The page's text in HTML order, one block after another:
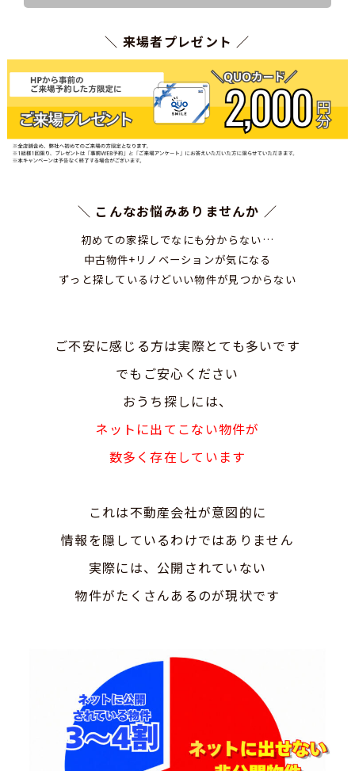
＼ 来場者プレゼント ／
＼ こんなお悩みありませんか ／
初めての家探しでなにも分からない…
中古物件+リノベーションが気になる
ずっと探しているけどいい物件が見つからない
ご不安に感じる方は実際とても多いです
でもご安心ください
おうち探しには、
ネットに出てこない物件が
数多く存在しています
これは不動産会社が意図的に
情報を隠しているわけではありません
実際には、公開されていない
物件がたくさんあるのが現状です